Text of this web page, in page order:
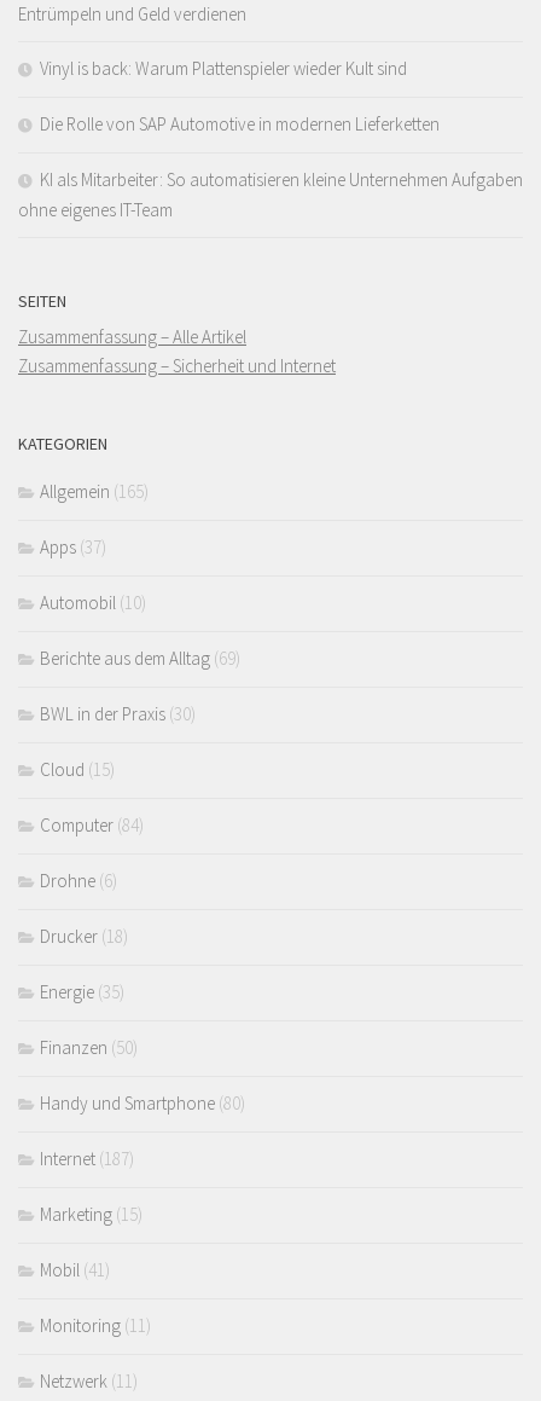
Entrümpeln und Geld verdienen
Vinyl is back: Warum Plattenspieler wieder Kult sind
Die Rolle von SAP Automotive in modernen Lieferketten
KI als Mitarbeiter: So automatisieren kleine Unternehmen Aufgaben
ohne eigenes IT-Team
SEITEN
Zusammenfassung – Alle Artikel
Zusammenfassung – Sicherheit und Internet
KATEGORIEN
Allgemein (165)
Apps (37)
Automobil (10)
Berichte aus dem Alltag (69)
BWL in der Praxis (30)
Cloud (15)
Computer (84)
Drohne (6)
Drucker (18)
Energie (35)
Finanzen (50)
Handy und Smartphone (80)
Internet (187)
Marketing (15)
Mobil (41)
Monitoring (11)
Netzwerk (11)